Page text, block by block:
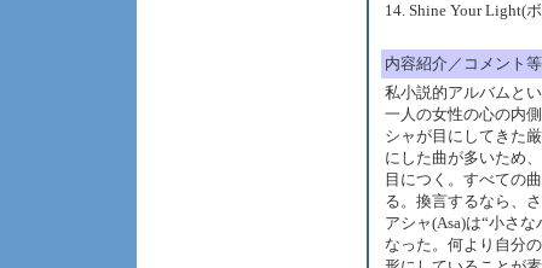
14. Shine Your Light(
内容紹介／コメント等
私小説的アルバムと
一人の女性の心の内
シャが目にしてきた
にした曲が多いため
目につく。すべての
る。換言するなら、
アシャ(Asa)は“小さ
なった。何より自分